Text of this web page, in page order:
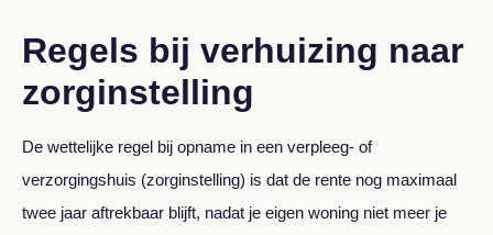
Regels bij verhuizing naar
zorginstelling
De wettelijke regel bij opname in een verpleeg- of
verzorgingshuis (zorginstelling) is dat de rente nog maximaal
twee jaar aftrekbaar blijft, nadat je eigen woning niet meer je